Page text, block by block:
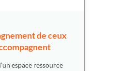
de ceux
espace ressource